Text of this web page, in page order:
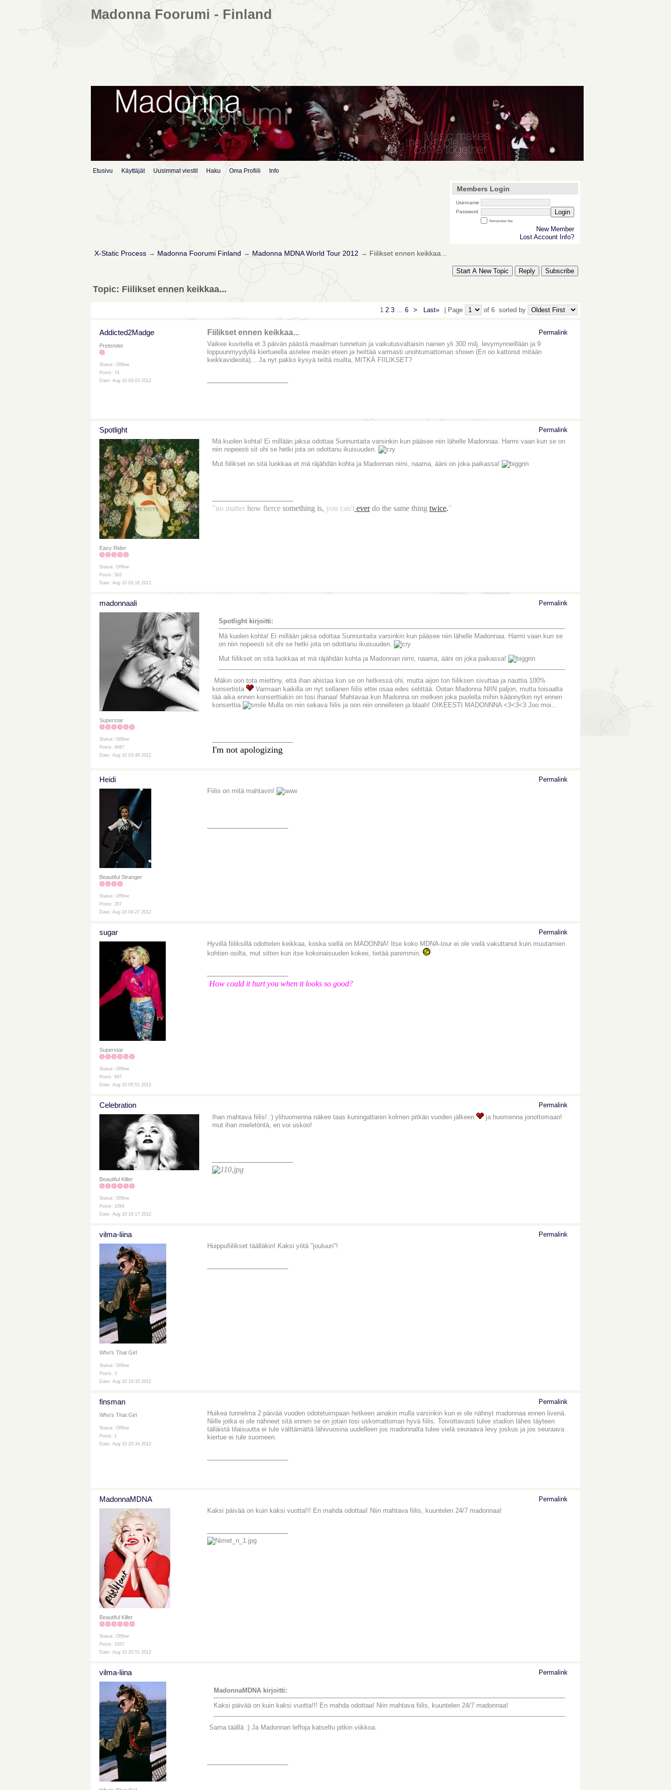
Madonna Foorumi - Finland
Etusivu Käyttäjät Uusimmat viestit Haku Oma Profiili Info
Members Login
Username
Password
Login
Remember Me
New Member
Lost Account Info?
X-Static Process→ Madonna Foorumi Finland → Madonna MDNA World Tour 2012 → Fiilikset ennen keikkaa...
Start A New Topic Reply Subscribe
Topic: Fiilikset ennen keikkaa...
1 2 3… 6 > Last» | Page of 6 sorted by
Addicted2Madge
Pretender
Status: Offline
Posts: 74
Date: Aug 10 03:03 2012
Fiilikset ennen keikkaa...
Permalink
Vaikee kuvitella et 3 päivän päästä maailman tunnetuin ja vaikutusvaltaisin nainen yli 300 milj. levymynneillään ja 9
loppuunmyydyllä kiertueella astelee meiän eteen ja heittää varmasti unohtumattoman shown (En oo kattonut mitään
keikkavideoita)... Ja nyt pakko kysyä teiltä muilta, MITKÄ FIILIKSET?
Spotlight
Easy Rider
Status: Offline
Posts: 502
Date: Aug 10 03:16 2012
Permalink
Mä kuolen kohta! Ei millään jaksa odottaa Sunnuntaita varsinkin kun pääsee niin lähelle Madonnaa. Harmi vaan kun se on
niin nopeesti sit ohi se hetki jota on odottanu ikuisuuden.
Mut fiilikset on sitä luokkaa et mä räjähdän kohta ja Madonnan nimi, naama, ääni on joka paikassa!
"no matter how fierce something is, you can't ever do the same thing twice."
madonnaali
Superstar
Status: Offline
Posts: 4687
Date: Aug 10 03:49 2012
Permalink
Spotlight kirjoitti:
Mä kuolen kohta! Ei millään jaksa odottaa Sunnuntaita varsinkin kun pääsee niin lähelle Madonnaa. Harmi vaan kun se
on niin nopeesti sit ohi se hetki jota on odottanu ikuisuuden.
Mut fiilikset on sitä luokkaa et mä räjähdän kohta ja Madonnan nimi, naama, ääni on joka paikassa!
Mäkin oon tota miettiny, että ihan ahistaa kun se on hetkessä ohi, mutta aijon ton fiiliksen sivuttaa ja nauttia 100%
konsertista
Varmaan kaikilla on nyt sellanen fiilis ettei osaa edes selittää. Ootan Madonna NIIN paljon, mutta toisaalta
tää aika ennen konserttiakin on tosi ihanaa! Mahtavaa kun Madonna on melkein joka puolella mihin käännytkin nyt ennen
konserttia
Mulla on niin sekava fiilis ja oon niin onnellinen ja blaah! OIKEESTI MADONNNA <3<3<3 Joo moi...
I'm not apologizing
Heidi
Beautiful Stranger
Status: Offline
Posts: 357
Date: Aug 10 04:27 2012
Permalink
Fiilis on mitä mahtavin!
sugar
Superstar
Status: Offline
Posts: 897
Date: Aug 10 05:51 2012
Permalink
Hyvillä fiiliksillä odottelen keikkaa, koska siellä on MADONNA! Itse koko MDNA-tour ei ole vielä vakuttanut kuin muutamien
kohtien osilta, mut sitten kun itse kokonaisuuden kokee, tietää paremmin.
How could it hurt you when it looks so good?
Celebration
Beautiful Killer
Status: Offline
Posts: 1094
Date: Aug 10 16:17 2012
Permalink
Ihan mahtava fiilis! :) ylihuomenna näkee taas kuningattaren kolmen pitkän vuoden jälkeen
ja huomenna jonottomaan!
mut ihan mieletöntä, en voi uskoo!
vilma-liina
Who's That Girl
Status: Offline
Posts: 3
Date: Aug 10 19:33 2012
Permalink
Huippufiilikset täälläkin! Kaksi yötä "jouluun"!
finsman
Who's That Girl
Status: Offline
Posts: 1
Date: Aug 10 20:34 2012
Permalink
Huikea tunnelma 2 päivää vuoden odotetuimpaan hetkeen ainakin mulla varsinkin kun ei ole nähnyt madonnaa ennen livenä.
Niille jotka ei ole nähneet sitä ennen se on jotain tosi uskomattoman hyvä fiilis. Toivottavasti tulee stadion lähes täyteen
tälläistä tilaisuutta ei tule välttämättä lähivuosina uudelleen jos madonnalta tulee vielä seuraava levy joskus ja jos seuraava
kiertue ei tule suomeen.
MadonnaMDNA
Beautiful Killer
Status: Offline
Posts: 1057
Date: Aug 10 20:51 2012
Permalink
Kaksi päivää on kuin kaksi vuotta!!! En mahda odottaa! Niin mahtava fiilis, kuuntelen 24/7 madonnaa!
vilma-liina Permalink
MadonnaMDNA kirjoitti:
Kaksi päivää on kuin kaksi vuotta!!! En mahda odottaa! Niin mahtava fiilis, kuuntelen 24/7 madonnaa!
Sama täällä :) Ja Madonnan leffoja katseltu pitkin viikkoa.